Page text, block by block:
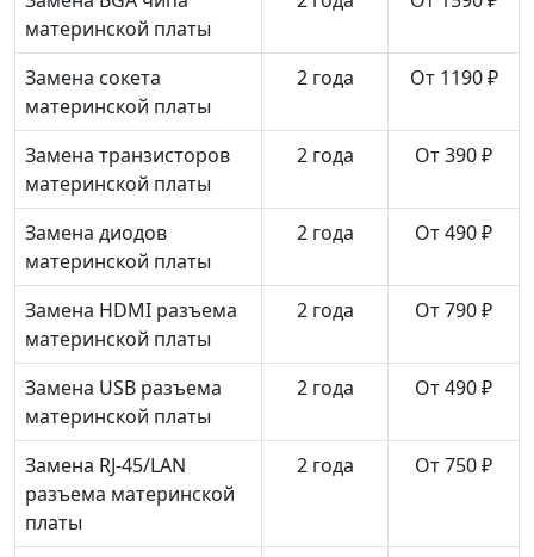
материнской платы
Замена сокета
материнской платы
2 года От 1190 ₽
Замена транзисторов
материнской платы
2 года От 390 ₽
Замена диодов
материнской платы
2 года От 490 ₽
Замена HDMI разъема
материнской платы
2 года От 790 ₽
Замена USB разъема
материнской платы
2 года От 490 ₽
Замена RJ-45/LAN
разъема материнской
платы
2 года От 750 ₽